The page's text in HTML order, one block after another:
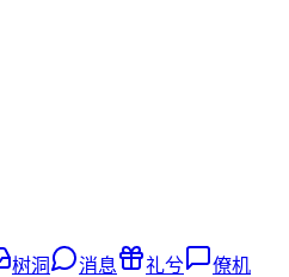
树洞 消息 礼兮 僚机